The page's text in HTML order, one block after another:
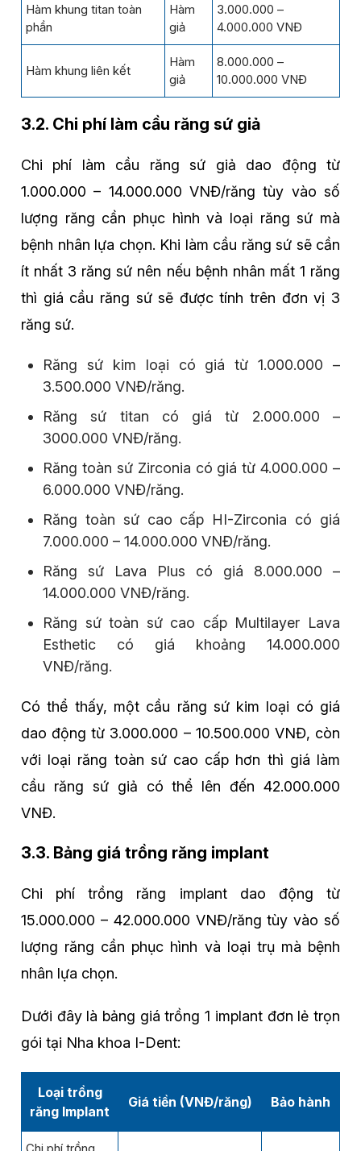
Hàm khung titan toàn
phần
Hàm
giả
3.000.000 –
4.000.000 VNĐ
Hàm khung liên kết
Hàm
giả
8.000.000 –
10.000.000 VNĐ
3.2. Chi phí làm cầu răng sứ giả
Chi phí làm cầu răng sứ giả dao động từ
1.000.000 – 14.000.000 VNĐ/răng tùy vào số
lượng răng cần phục hình và loại răng sứ mà
bệnh nhân lựa chọn. Khi làm cầu răng sứ sẽ cần
ít nhất 3 răng sứ nên nếu bệnh nhân mất 1 răng
thì giá cầu răng sứ sẽ được tính trên đơn vị 3
răng sứ.
Răng sứ kim loại có giá từ 1.000.000 –
3.500.000 VNĐ/răng.
Răng sứ titan có giá từ 2.000.000 –
3000.000 VNĐ/răng.
Răng toàn sứ Zirconia có giá từ 4.000.000 –
6.000.000 VNĐ/răng.
Răng toàn sứ cao cấp HI-Zirconia có giá
7.000.000 – 14.000.000 VNĐ/răng.
Răng sứ Lava Plus có giá 8.000.000 –
14.000.000 VNĐ/răng.
Răng sứ toàn sứ cao cấp Multilayer Lava
Esthetic có giá khoảng 14.000.000
VNĐ/răng.
Có thể thấy, một cầu răng sứ kim loại có giá
dao động từ 3.000.000 – 10.500.000 VNĐ, còn
với loại răng toàn sứ cao cấp hơn thì giá làm
cầu răng sứ giả có thể lên đến 42.000.000
VNĐ.
3.3. Bảng giá trồng răng implant
Chi phí trồng răng implant dao động từ
15.000.000 – 42.000.000 VNĐ/răng tùy vào số
lượng răng cần phục hình và loại trụ mà bệnh
nhân lựa chọn.
Dưới đây là bảng giá trồng 1 implant đơn lẻ trọn
gói tại Nha khoa I-Dent:
Loại trồng
răng Implant
Giá tiền (VNĐ/răng) Bảo hành